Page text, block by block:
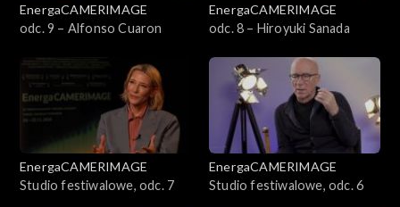
EnergaCAMERIMAGE
odc. 9 – Alfonso Cuaron
EnergaCAMERIMAGE
odc. 8 – Hiroyuki Sanada
EnergaCAMERIMAGE
Studio festiwalowe, odc. 7
EnergaCAMERIMAGE
Studio festiwalowe, odc. 6